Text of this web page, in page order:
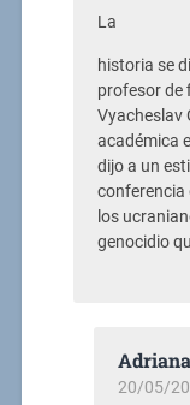
La
historia se
profesor de
Vyacheslav
académica
dijo a un
conferencia
los
genocidio
Adriana
20/05/